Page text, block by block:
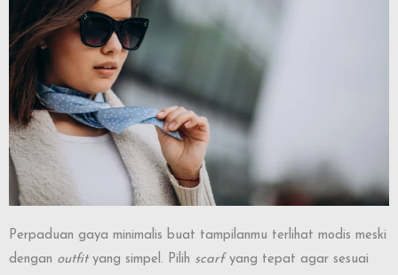
Perpaduan gaya minimalis buat tampilanmu terlihat modis meski
dengan outfityang simpel. Pilih scarfyang tepat agar sesuai